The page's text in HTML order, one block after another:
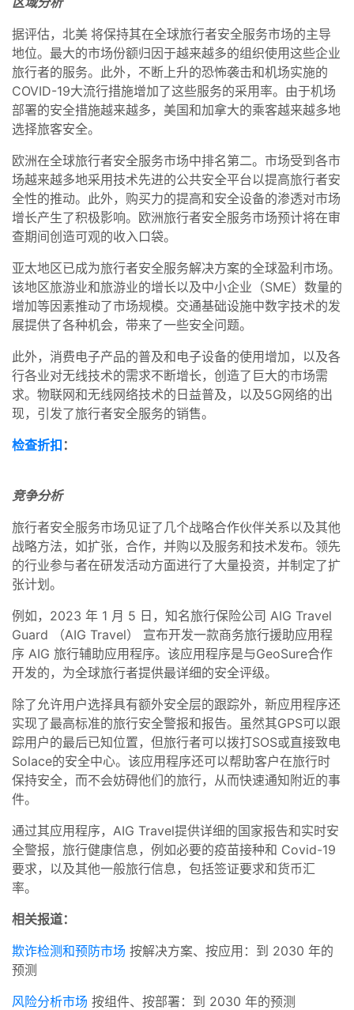
据评估，北美 将保持其在全球旅行者安全服务市场的主导
地位。最大的市场份额归因于越来越多的组织使用这些企业
旅行者的服务。此外，不断上升的恐怖袭击和机场实施的
COVID-19大流行措施增加了这些服务的采用率。由于机场
部署的安全措施越来越多，美国和加拿大的乘客越来越多地
选择旅客安全。
欧洲在全球旅行者安全服务市场中排名第二。市场受到各市
场越来越多地采用技术先进的公共安全平台以提高旅行者安
全性的推动。此外，购买力的提高和安全设备的渗透对市场
增长产生了积极影响。欧洲旅行者安全服务市场预计将在审
查期间创造可观的收入口袋。
亚太地区已成为旅行者安全服务解决方案的全球盈利市场。
该地区旅游业和旅游业的增长以及中小企业（SME）数量的
增加等因素推动了市场规模。交通基础设施中数字技术的发
展提供了各种机会，带来了一些安全问题。
此外，消费电子产品的普及和电子设备的使用增加，以及各
行各业对无线技术的需求不断增长，创造了巨大的市场需
求。物联网和无线网络技术的日益普及，以及5G网络的出
现，引发了旅行者安全服务的销售。
检查折扣 ：
竞争分析
旅行者安全服务市场见证了几个战略合作伙伴关系以及其他
战略方法，如扩张，合作，并购以及服务和技术发布。领先
的行业参与者在研发活动方面进行了大量投资，并制定了扩
张计划。
例如，2023 年 1 月 5 日，知名旅行保险公司 AIG Travel
Guard （AIG Travel） 宣布开发一款商务旅行援助应用程
序 AIG 旅行辅助应用程序。该应用程序是与GeoSure合作
开发的，为全球旅行者提供最详细的安全评级。
除了允许用户选择具有额外安全层的跟踪外，新应用程序还
实现了最高标准的旅行安全警报和报告。虽然其GPS可以跟
踪用户的最后已知位置，但旅行者可以拨打SOS或直接致电
Solace的安全中心。该应用程序还可以帮助客户在旅行时
保持安全，而不会妨碍他们的旅行，从而快速通知附近的事
件。
通过其应用程序，AIG Travel提供详细的国家报告和实时安
全警报，旅行健康信息，例如必要的疫苗接种和 Covid-19
要求，以及其他一般旅行信息，包括签证要求和货币汇
率。
相关报道：
欺诈检测和预防市场 按解决方案、按应用：到 2030 年的
预测
风险分析市场 按组件、按部署：到 2030 年的预测